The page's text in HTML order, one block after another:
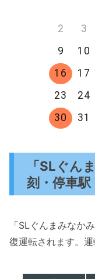
2
3
9
10
16
17
23
24
30
31
「SLぐん
刻・停車
「SLぐんまみなか
復運転されます。運